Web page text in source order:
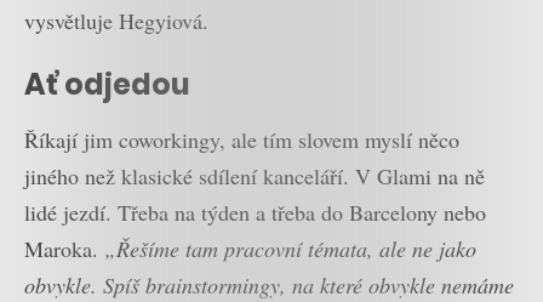
vysvětluje Hegyiová.
Ať odjedou
Říkají jim coworkingy, ale tím slovem myslí něco
jiného než klasické sdílení kanceláří. V Glami na ně
lidé jezdí. Třeba na týden a třeba do Barcelony nebo
Maroka. „Řešíme tam pracovní témata, ale ne jako
obvykle. Spíš brainstormingy, na které obvykle nemáme